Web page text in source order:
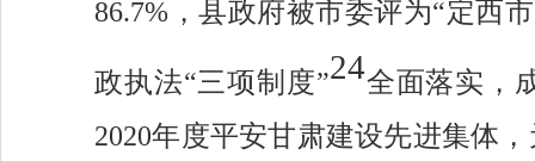
86.7%，县政府被市委评为“定西
政执法“三项制度”24全面落实 ，
2020年度平安甘肃建设先进集体